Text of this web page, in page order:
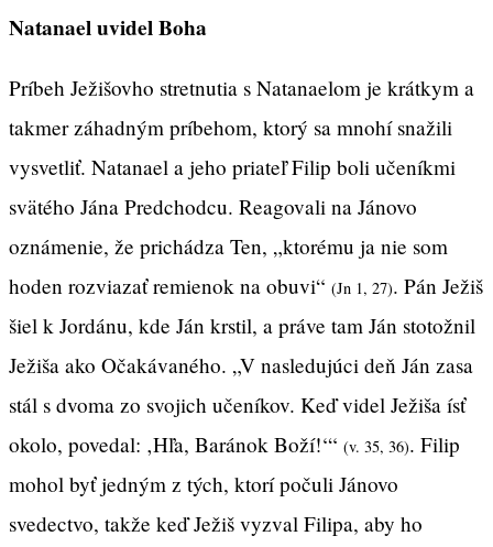
Natanael uvidel Boha
Príbeh Ježišovho stretnutia s Natanaelom je krátkym a
takmer záhadným príbehom, ktorý sa mnohí snažili
vysvetliť. Natanael a jeho priateľ Filip boli učeníkmi
svätého Jána Predchodcu. Reagovali na Jánovo
oznámenie, že prichádza Ten, „ktorému ja nie som
hoden rozviazať remienok na obuvi“ (Jn 1, 27). Pán Ježiš
šiel k Jordánu, kde Ján krstil, a práve tam Ján stotožnil
Ježiša ako Očakávaného. „V nasledujúci deň Ján zasa
stál s dvoma zo svojich učeníkov. Keď videl Ježiša ísť
okolo, povedal: ‚Hľa, Baránok Boží!‘“ (v. 35, 36). Filip
mohol byť jedným z tých, ktorí počuli Jánovo
svedectvo, takže keď Ježiš vyzval Filipa, aby ho